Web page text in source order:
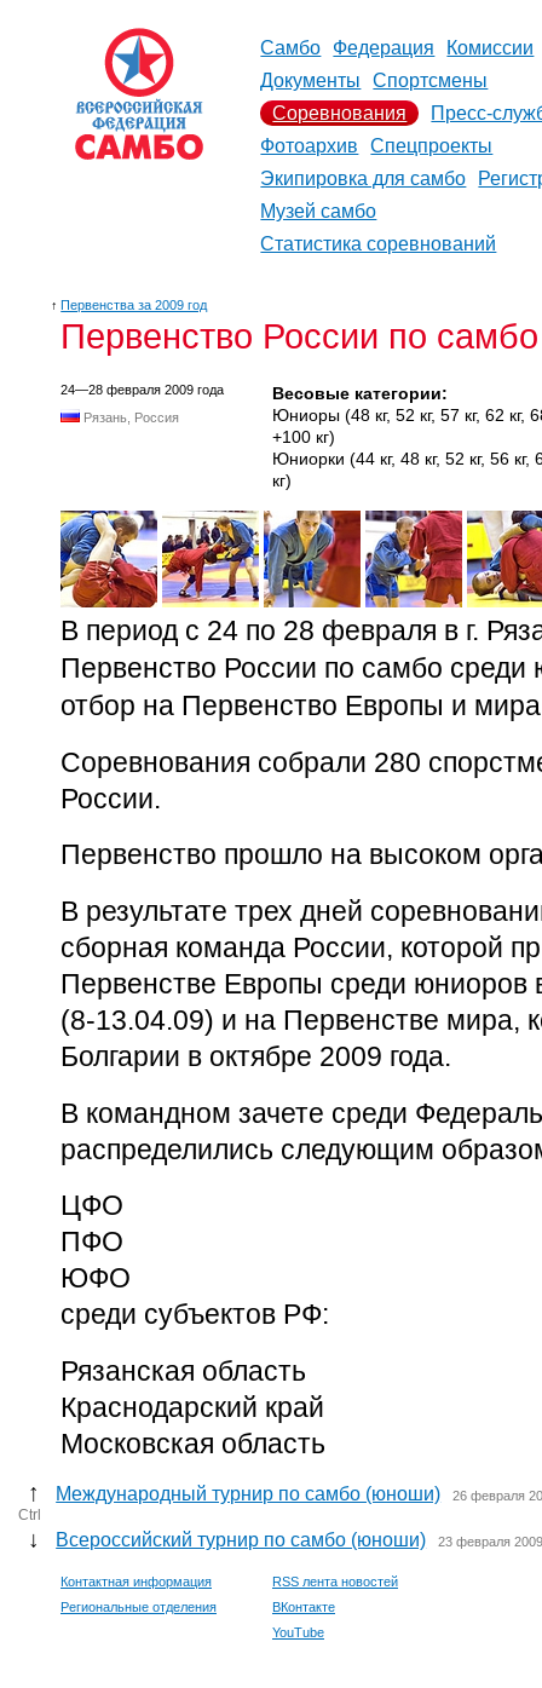
Самбо Федерация
Комиссии
Документы
Спортсмены
Соревнования
Пресс-
Фотоархив
Спецпроекты
Экипировка для самбо
Музей самбо
Статистика соревнований
↑ Первенства за 2009 год
Первенство России по самбо
24—28 февраля 2009 года
Рязань, Россия
Весовые категории:
Юниоры (48 кг, 52 кг, 57 кг, 62 кг,
+100 кг)
Юниорки (44 кг, 48 кг, 52 кг, 56 кг,
кг)
В период с 24 по 28 февраля в г.
Первенство России по самбо среди
отбор на Первенство Европы и
Соревнования собрали 280
России.
Первенство прошло на высоком
В результате трех дней
сборная команда России, которой
Первенстве Европы среди юниоров
(8-13.04.09) и на Первенстве мира,
Болгарии в октябре 2009 года.
В командном зачете среди
распределились следующим
ЦФО
ПФО
ЮФО
среди субъектов РФ:
Рязанская область
Краснодарский край
Московская область
↑ Международный турнир по самбо (юноши) 26 февраля
Ctrl
↓ Всероссийский турнир по самбо (юноши) 23 февраля
Контактная информация
Региональные отделения
RSS лента новостей
ВКонтакте
YouTube